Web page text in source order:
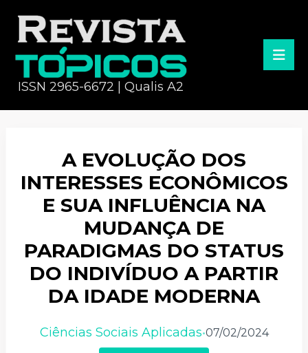
ISSN 2965-6672 | Qualis A2
A EVOLUÇÃO DOS
INTERESSES ECONÔMICOS
E SUA INFLUÊNCIA NA
MUDANÇA DE
PARADIGMAS DO STATUS
DO INDIVÍDUO A PARTIR
DA IDADE MODERNA
Ciências Sociais Aplicadas•07/02/2024